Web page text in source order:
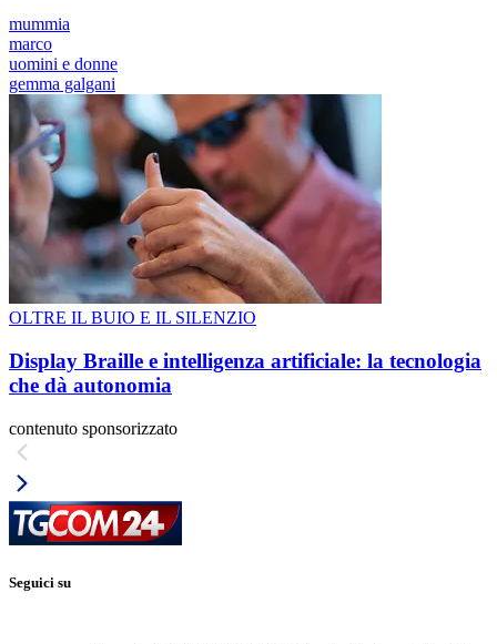
mummia
marco
uomini e donne
gemma galgani
OLTRE IL BUIO E IL SILENZIO
Display Braille e intelligenza artificiale: la tecnologia
che dà autonomia
contenuto sponsorizzato
Seguici su